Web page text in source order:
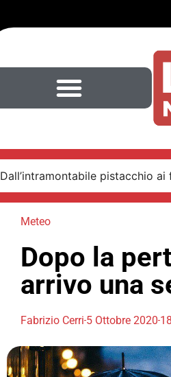
Dall’intramontabile pistacchio
Meteo
Dopo la
arrivo una
Fabrizio Cerri5 Ottobre 2020